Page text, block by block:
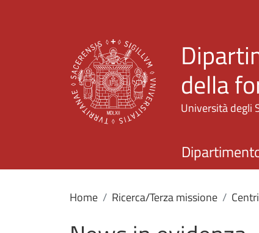
della
Università degli
Home Ricerca/Terza missione